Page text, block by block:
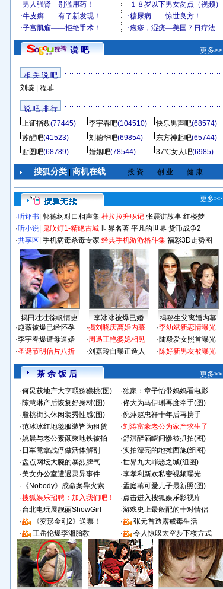
说 吧 更多>>
相 关 说 吧
刘璇
程菲
说 吧 排 行
上证指数(77445) 李宇春吧(104510) 快乐男声吧(68574)
苏醒吧(41523) 刘德华吧(69854) 东方神起吧(65744)
贴图吧(68789) 婚姻吧(78544) 37℃女人吧(6985)
搜狐分类| 商机在线 投 资 创 业 健 康
更多>>
·听评书 郭德纲对口相声集 杜拉拉升职记 张震讲故事 红楼梦
·听小说 鬼吹灯1-精绝古城 世界名著 平凡的世界 货币战争2
·共享区 手机病毒杀毒专家 经典手机游游格斗集 福彩3D走势图
揭田壮壮徐帆情史 李冰冰被爆已婚
揭秘生父离婚内幕
·赵薇被爆已经怀孕
·李宇春爆遭母逼婚
·圣诞节明信片八折
·揭刘晓庆离婚内幕
·周迅王艳婆媳相见
·刘嘉玲自曝正造人
·李幼斌新恋情曝光
·陆毅爱女照首曝光
·陈好新男友被曝光
茶 余 饭 后
更多>>
·何炅获地产大亨喂猕猴桃(图) ·独家：章子怡带妈妈看电影
·陈慧琳产后恢复好身材(图) ·佟大为马伊琍再度牵手(图)
·殷桃街头休闲装秀性感(图) ·倪萍赵忠祥十年后再携手
·范冰冰红地毯服装皆为租赁 ·刘涛富豪老公为家产求生子
·姚晨与老公素颜乘地铁被拍 ·舒淇醉酒瞬间惨被抓拍(图)
· 日军竟拿战俘做活体解剖 ·实拍漂亮的地摊西施(组图)
·盘点网坛大腕的暴烈脾气 ·世界九大罪恶之城(组图)
·美女办公室遭遇灵异事件 ·李孝利新欢私密视频曝光
· 《Nobody》成命案导火索 ·孟庭苇可爱儿子最新照(图)
·搜狐娱乐招聘：加入我们吧！ ·点击进入搜狐娱乐影视库
·台北电玩展靓丽ShowGirl ·游戏史上最般配的十对情侣
·
《变形金刚2》送票！ ·
张元首透露戒毒生活
·
王岳伦爆李湘胎教 · 令人惊叹太空步下楼方式